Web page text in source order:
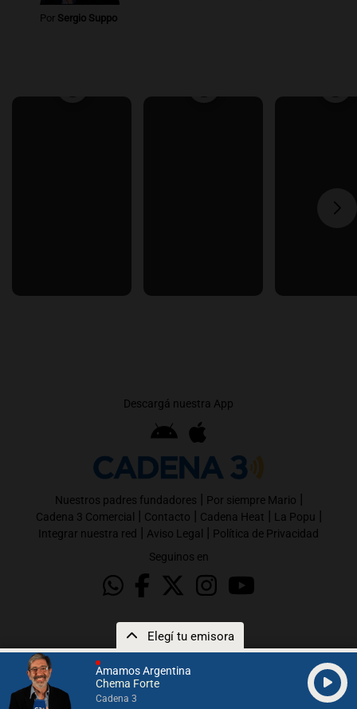
Amamos Argentina
Chema Forte
Cadena 3
Elegí tu emisora
Por Sergio Suppo
Descargá nuestra App
Nuestros padres fundadores | Por siempre Mario |
Cadena 3 Comercial | Contacto | Cadena Heat | La Popu |
Integrar nuestra red | Aviso Legal | Política de Privacidad
Seguinos en